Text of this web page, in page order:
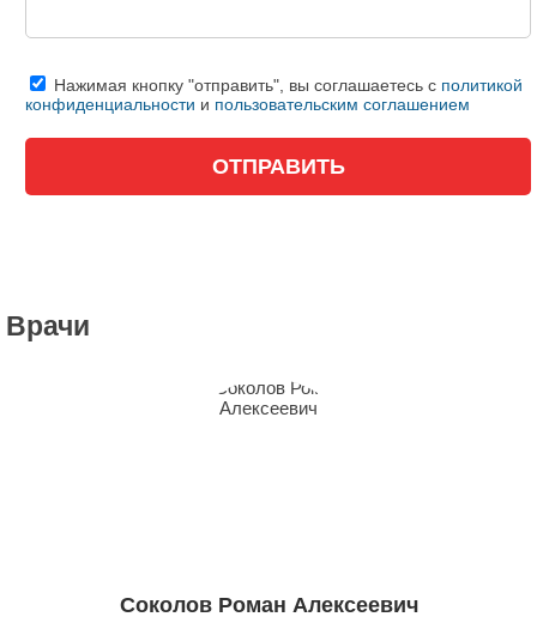
Нажимая кнопку "отправить", вы соглашаетесь с политикой
конфиденциальности и пользовательским соглашением
Врачи
Соколов Роман Алексеевич